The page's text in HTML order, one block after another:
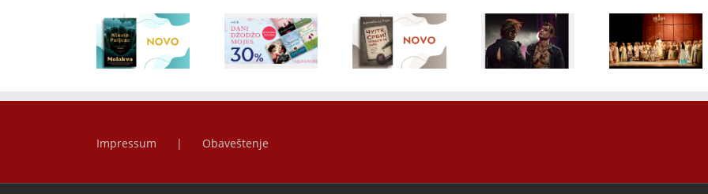
prodaji od 3.
Besplatna
dostava i
popust od 30
posto za
savremeni
roman
srpskog
prijatelja:
„Čujte, Srbi!
Arčibalda
Bajaginim
hitovima, SA
DRUGE
STRANE
JASTUKA,
septembra
Sava Centru:
Opera
„Evgenije
Onjegin”
delo koje
postalo
primerak
prodaji
Impressum Obaveštenje